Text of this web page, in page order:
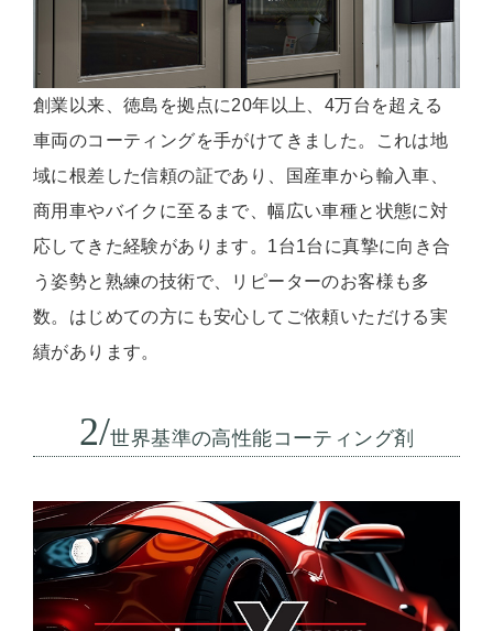
創業以来、徳島を拠点に20年以上、4万台を超える
車両のコーティングを手がけてきました。これは地
域に根差した信頼の証であり、国産車から輸入車、
商用車やバイクに至るまで、幅広い車種と状態に対
応してきた経験があります。1台1台に真摯に向き合
う姿勢と熟練の技術で、リピーターのお客様も多
数。はじめての方にも安心してご依頼いただける実
績があります。
2/世界基準の高性能コーティング剤